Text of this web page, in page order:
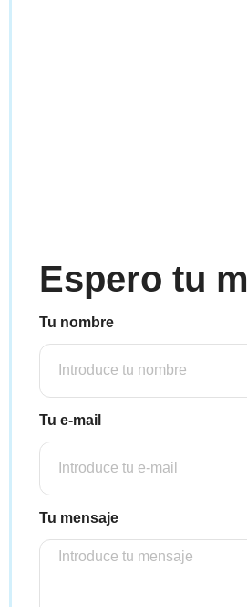
Espero tu
Tu nombre
Tu e-mail
Tu mensaje